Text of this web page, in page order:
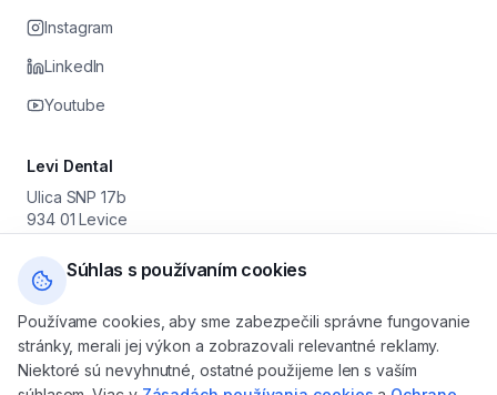
Instagram
LinkedIn
Youtube
Levi Dental
Ulica SNP 17b
934 01 Levice
IČO: 55 630 251 · DIČ: 2122046179 · IČ DPH: SK2122046179
+421 905 616 800
levicedental@gmail.com
Po — Pia: 08:00 — 16:00
So — Ne: na objednávku
Súhlas s používaním cookies
Používame cookies, aby sme zabezpečili správne fungovanie
stránky, merali jej výkon a zobrazovali relevantné reklamy.
Niektoré sú nevyhnutné, ostatné použijeme len s vaším